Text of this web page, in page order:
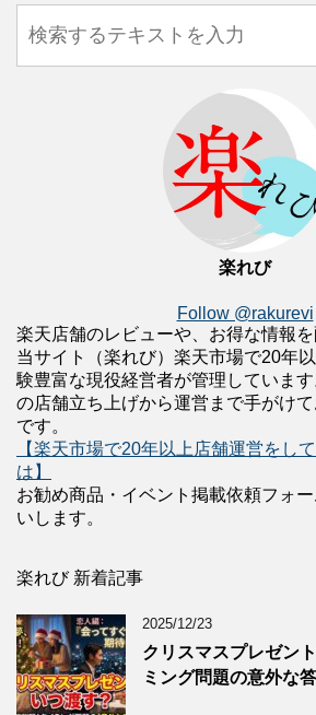
楽れび
Follow @rakurevi
楽天店舗のレビューや、お得な情報を
当サイト（楽れび）楽天市場で20年
験豊富な現役経営者が管理していま
の店舗立ち上げから運営まで手がけ
です。
【楽天市場で20年以上店舗運営をし
は】
お勧め商品・イベント掲載依頼フォ
いします。
楽れび 新着記事
2025/12/23
クリスマスプレゼン
ミング問題の意外な